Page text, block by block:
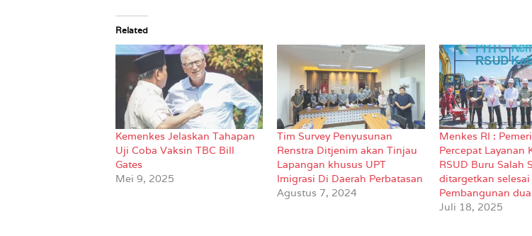
Related
Kemenkes Jelaskan Tahapan
Uji Coba Vaksin TBC Bill
Gates
Mei 9, 2025
Tim Survey Penyusunan
Renstra Ditjenim akan Tinjau
Lapangan khusus UPT
Imigrasi Di Daerah Perbatasan
Agustus 7, 2024
Menkes RI :
Percepat Layanan
RSUD Buru Salah
ditargetkan selesai
Pembangunan
Juli 18, 2025